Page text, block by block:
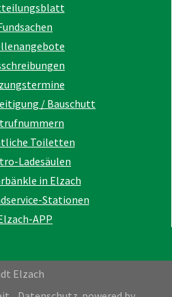
/ Bauschutt
Toiletten
Ladesäulen
in Elzach
Stationen
APP
Elzach